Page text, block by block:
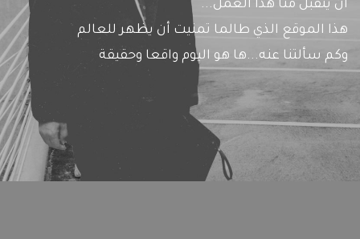
أن يتقبل منا هذا العمل...
هذا الموقع الذي طالما تمنيت أن يظهر للعالم
وكم سألتنا عنه...ها هو اليوم واقعا وحقيقة